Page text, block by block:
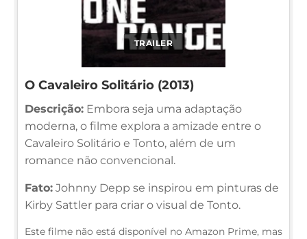
TRAILER
O Cavaleiro Solitário (2013)
Descrição: Embora seja uma adaptação
moderna, o filme explora a amizade entre o
Cavaleiro Solitário e Tonto, além de um
romance não convencional.
Fato: Johnny Depp se inspirou em pinturas de
Kirby Sattler para criar o visual de Tonto.
Este filme não está disponível no Amazon Prime, mas